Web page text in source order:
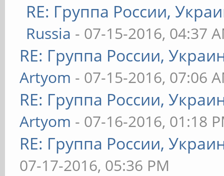
RE: Группа России,
Russia - 07-15-2016, 04:37
RE: Группа России,
Artyom - 07-15-2016, 07:06
RE: Группа России,
Artyom - 07-16-2016, 01:18
RE: Группа России,
07-17-2016, 05:36 PM